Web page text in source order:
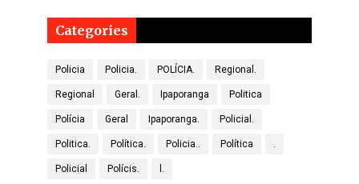
Categories
Policia Policia. POLÍCIA. Regional.
Regional Geral. Ipaporanga Politica
Polícia Geral Ipaporanga. Policial.
Politica. Política. Policia.. Política .
Policial Polícis. l.